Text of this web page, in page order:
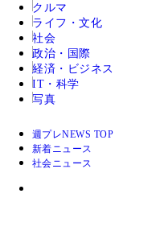
クルマ
ライフ・文化
社会
政治・国際
経済・ビジネス
IT・科学
写真
週プレNEWS TOP
新着ニュース
社会ニュース